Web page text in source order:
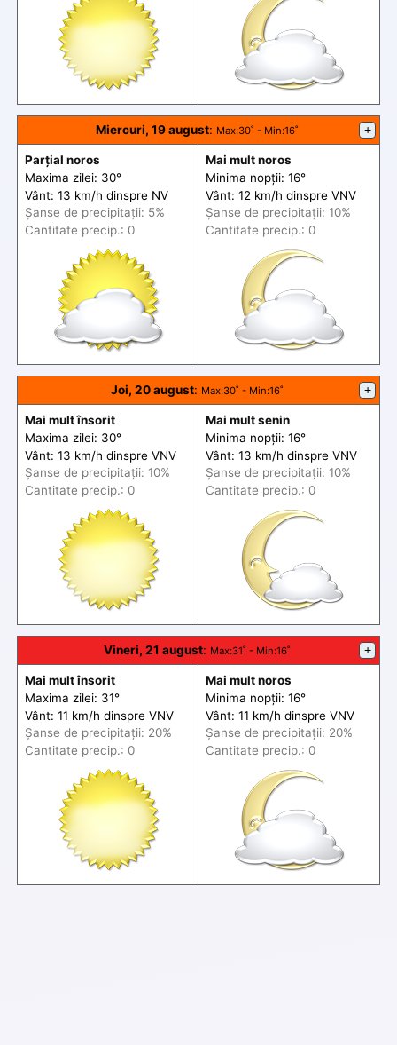
Miercuri, 19 august: Max:30˚ - Min:16˚ +
Parțial noros
Maxima zilei: 30°
Vânt: 13 km/h dinspre NV
Șanse de precipitații: 5%
Cantitate precip.: 0
Mai mult noros
Minima nopții: 16°
Vânt: 12 km/h dinspre VNV
Șanse de precipitații: 10%
Cantitate precip.: 0
Joi, 20 august: Max:30˚ - Min:16˚ +
Mai mult însorit
Maxima zilei: 30°
Vânt: 13 km/h dinspre VNV
Șanse de precipitații: 10%
Cantitate precip.: 0
Mai mult senin
Minima nopții: 16°
Vânt: 13 km/h dinspre VNV
Șanse de precipitații: 10%
Cantitate precip.: 0
Vineri, 21 august: Max:31˚ - Min:16˚ +
Mai mult însorit
Maxima zilei: 31°
Vânt: 11 km/h dinspre VNV
Șanse de precipitații: 20%
Cantitate precip.: 0
Mai mult noros
Minima nopții: 16°
Vânt: 11 km/h dinspre VNV
Șanse de precipitații: 20%
Cantitate precip.: 0